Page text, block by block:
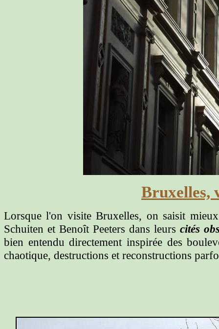
Bruxelles,
Lorsque l'on visite Bruxelles, on saisit
Schuiten et Benoît Peeters dans leurscités
bien entendu directement inspirée des
chaotique, destructions et reconstructions